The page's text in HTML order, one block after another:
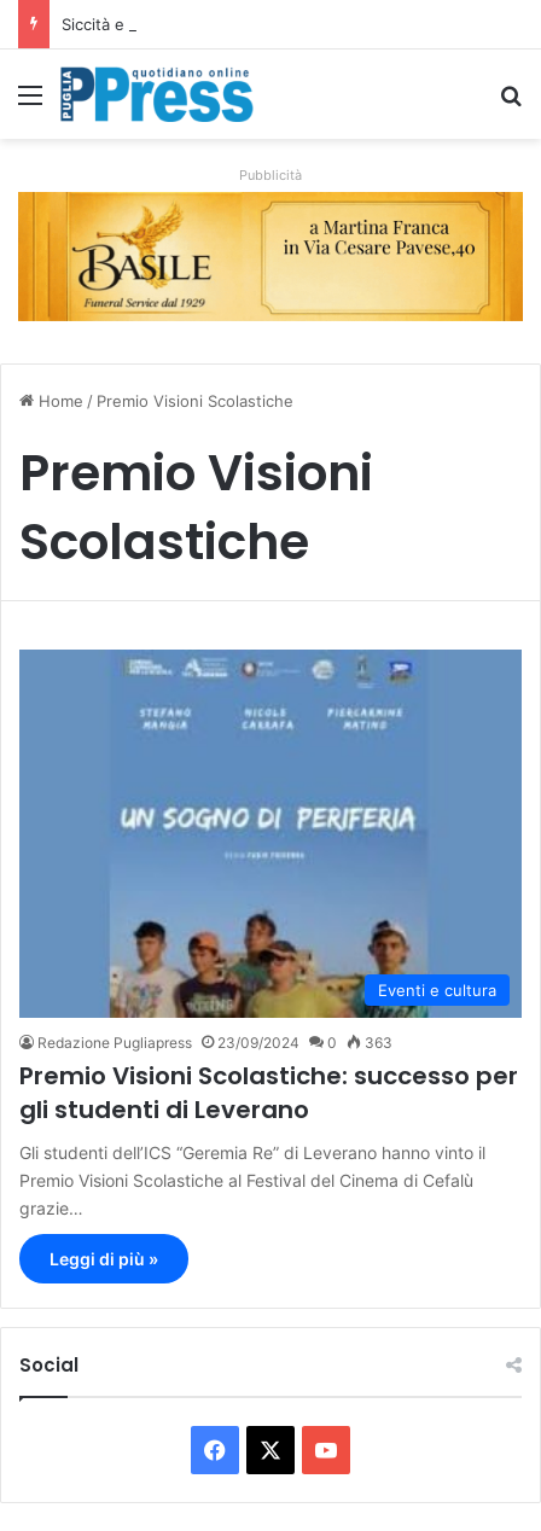
Menu
Pubblicità
Home / Premio Visioni Scolastiche
Premio Visioni
Scolastiche
Eventi e cultura
Redazione Pugliapress 23/09/2024 0 363
Premio Visioni Scolastiche: successo per
gli studenti di Leverano
Gli studenti dell’ICS “Geremia Re” di Leverano hanno vinto il
Premio Visioni Scolastiche al Festival del Cinema di Cefalù
grazie…
Leggi di più »
Social
a
o